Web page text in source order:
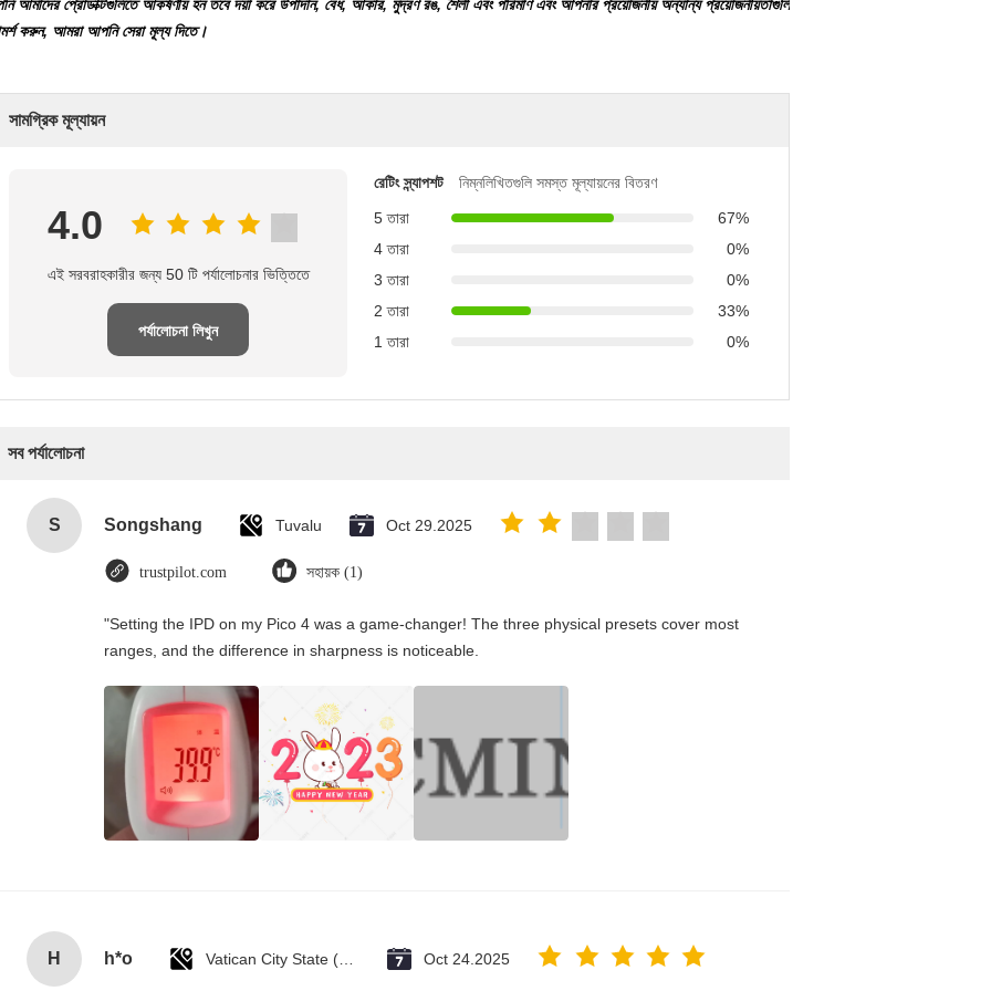
আমাদের প্রোডাক্টগুলিতে আকর্ষণীয় হন তবে দয়া করে উপাদান, বেধ, আকার, মুদ্রণ রঙ, শৈলী এবং পরিমাণ এবং আপনার প্রয়োজনীয় অন্যান্য প্রয়োজনীয়তাগুলি
করুন, আমরা আপনি সেরা মূল্য দিতে।
সামগ্রিক মূল্যায়ন
4.0
এই সরবরাহকারীর জন্য 50 টি পর্যালোচনার ভিত্তিতে
পর্যালোচনা লিখুন
রেটিং স্ন্যাপশট
নিম্নলিখিতগুলি সমস্ত মূল্যায়নের বিতরণ
5 তারা
67%
4 তারা
0%
3 তারা
0%
2 তারা
33%
1 তারা
0%
সব পর্যালোচনা
S Songshang Tuvalu Oct 29.2025
trustpilot.com সহায়ক (1)
"Setting the IPD on my Pico 4 was a game-changer! The three physical presets cover most
ranges, and the difference in sharpness is noticeable.
H h*o Oct 24.2025